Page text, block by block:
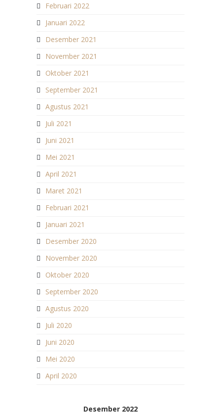
Februari 2022
Januari 2022
Desember 2021
November 2021
Oktober 2021
September 2021
Agustus 2021
Juli 2021
Juni 2021
Mei 2021
April 2021
Maret 2021
Februari 2021
Januari 2021
Desember 2020
November 2020
Oktober 2020
September 2020
Agustus 2020
Juli 2020
Juni 2020
Mei 2020
April 2020
Desember 2022